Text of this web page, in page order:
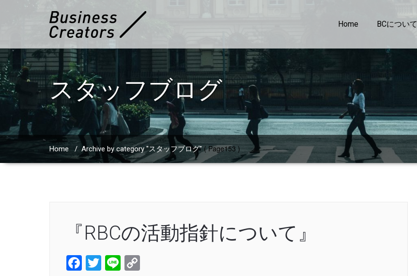
Home BCについて
スタッフブログ
Home / Archive by category "スタッフブログ" ( Page153 )
『RBCの活動指針について』
Facebook
Twitter
Line